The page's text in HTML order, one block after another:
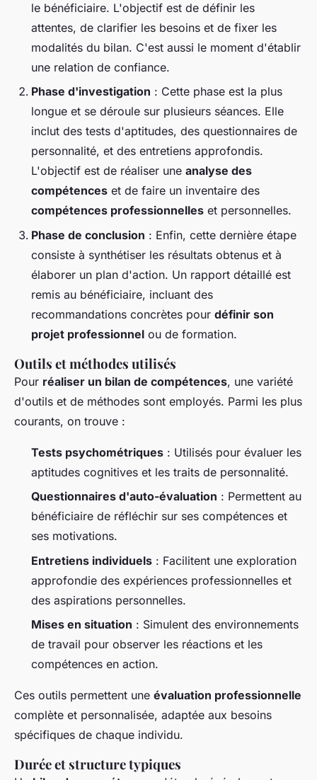
le bénéficiaire. L'objectif est de définir les
attentes, de clarifier les besoins et de fixer les
modalités du bilan. C'est aussi le moment d'établir
une relation de confiance.
Phase d'investigation : Cette phase est la plus
longue et se déroule sur plusieurs séances. Elle
inclut des tests d'aptitudes, des questionnaires de
personnalité, et des entretiens approfondis.
L'objectif est de réaliser une analyse des
compétences et de faire un inventaire des
compétences professionnelles et personnelles.
Phase de conclusion : Enfin, cette dernière étape
consiste à synthétiser les résultats obtenus et à
élaborer un plan d'action. Un rapport détaillé est
remis au bénéficiaire, incluant des
recommandations concrètes pour définir son
projet professionnel ou de formation.
Outils et méthodes utilisés
Pour réaliser un bilan de compétences, une variété
d'outils et de méthodes sont employés. Parmi les plus
courants, on trouve :
Tests psychométriques : Utilisés pour évaluer les
aptitudes cognitives et les traits de personnalité.
Questionnaires d'auto-évaluation : Permettent au
bénéficiaire de réfléchir sur ses compétences et
ses motivations.
Entretiens individuels : Facilitent une exploration
approfondie des expériences professionnelles et
des aspirations personnelles.
Mises en situation : Simulent des environnements
de travail pour observer les réactions et les
compétences en action.
Ces outils permettent une évaluation professionnelle
complète et personnalisée, adaptée aux besoins
spécifiques de chaque individu.
Durée et structure typiques